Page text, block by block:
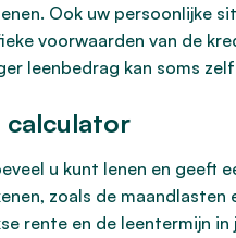
Ook uw persoonlijke
voorwaarden van de
leenbedrag kan soms
calculator
u kunt lenen en geeft
zoals de
rente en de leentermijn